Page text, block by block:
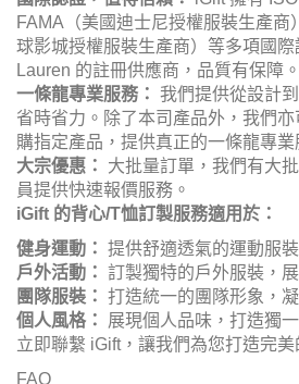
FAMA（美國迪士尼授權服裝生產商
球影城授權服裝生產商）等多項國
Lauren 的註冊供應商，品質有保障。
一條龍專業服務： 我們提供從設計
省時省力。除了本司產品外，我們
購指定產品，提供真正的一條龍專業
大宗優惠：
大批量訂單，我們有大
員提供快速報價服務。
iGift 的背心/T恤訂製服務適用於：
健身運動： 提供舒適透氣的運動服
戶外活動： 訂製獨特的戶外服裝，
團隊服裝： 打造統一的團隊形象，
個人風格：
展現個人品味，打造獨
立即聯繫 iGift，讓我們為您打造完美
FAQ